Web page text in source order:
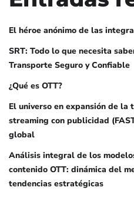
El héroe anónimo de las
SRT: Todo lo que necesita
Transporte Seguro y Confiable
¿Qué es OTT?
El universo en expansión de
streaming con publicidad
global
Análisis integral de los
contenido OTT: dinámica del
tendencias estratégicas